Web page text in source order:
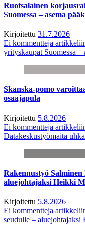
Ruotsalainen
Suomessa – asema
Kirjoitettu 31.7.2026
Ei kommentteja
yrityskaupat Suomessa
Skanska-pomo
osaajapula
Kirjoitettu 5.8.2026
Ei kommentteja
Datakeskustyömaita
Rakennustyö
aluejohtajaksi Heikki
Kirjoitettu 5.8.2026
Ei kommentteja
seudulle – aluejohtajaksi